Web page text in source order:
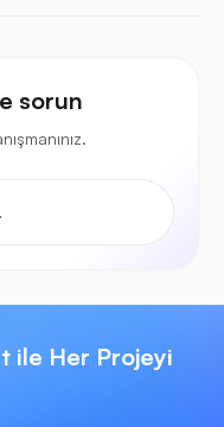
sorun
ile Her Projeyi